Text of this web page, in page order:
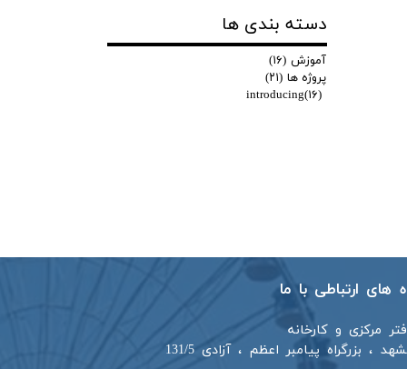
دسته بندی ها
آموزش (۱۶)
پروژه ها (۲۱)
introducing(۱۶)
های ارتباطی با ما
مرکزی و کارخانه
، بزرگراه پیامبر اعظم ، آزادی 131/5​​